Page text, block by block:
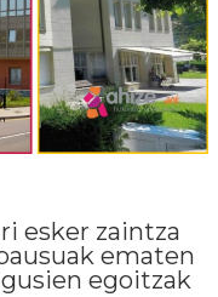
esker zaintza
ematen
egoitzak